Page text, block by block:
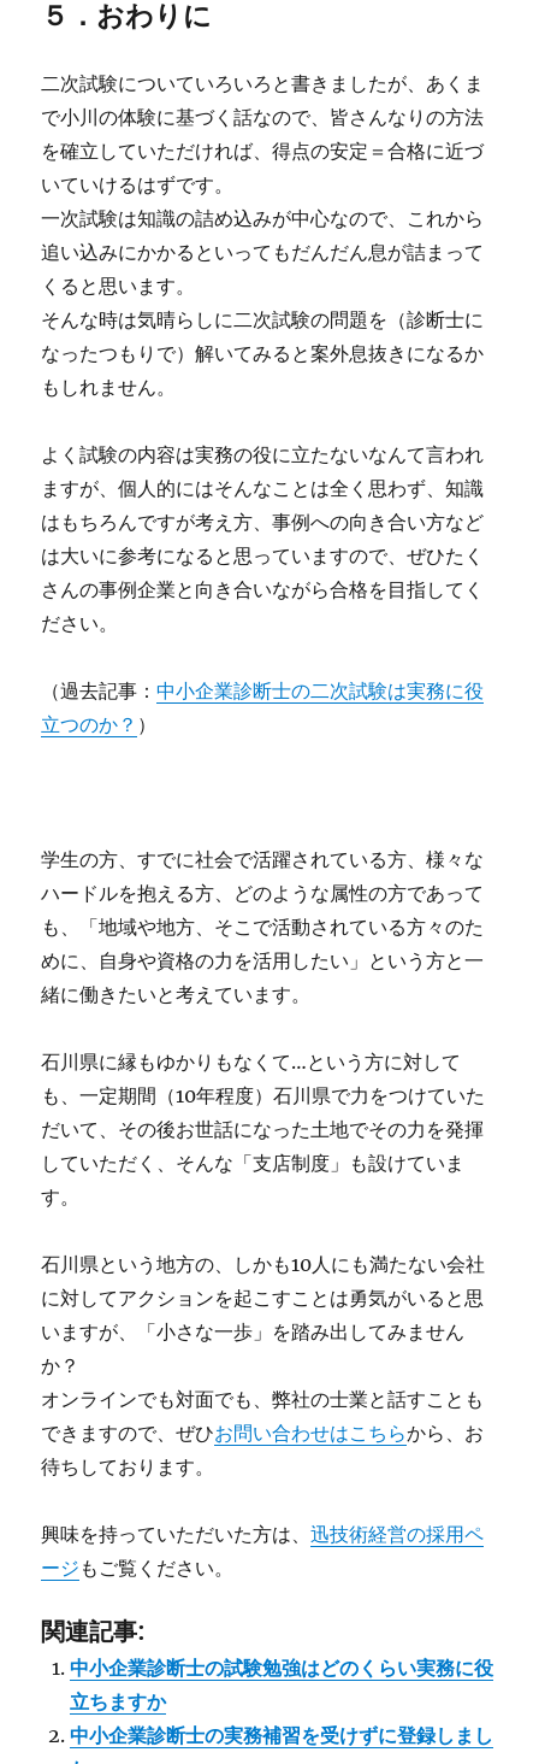
５．おわりに
二次試験についていろいろと書きましたが、あくま
で小川の体験に基づく話なので、皆さんなりの方法
を確立していただければ、得点の安定＝合格に近づ
いていけるはずです。
一次試験は知識の詰め込みが中心なので、これから
追い込みにかかるといってもだんだん息が詰まって
くると思います。
そんな時は気晴らしに二次試験の問題を（診断士に
なったつもりで）解いてみると案外息抜きになるか
もしれません。
よく試験の内容は実務の役に立たないなんて言われ
ますが、個人的にはそんなことは全く思わず、知識
はもちろんですが考え方、事例への向き合い方など
は大いに参考になると思っていますので、ぜひたく
さんの事例企業と向き合いながら合格を目指してく
ださい。
（過去記事：中小企業診断士の二次試験は実務に役
立つのか？ ）
学生の方、すでに社会で活躍されている方、様々な
ハードルを抱える方、どのような属性の方であって
も、「地域や地方、そこで活動されている方々のた
めに、自身や資格の力を活用したい」という方と一
緒に働きたいと考えています。
石川県に縁もゆかりもなくて…という方に対して
も、一定期間（10年程度）石川県で力をつけていた
だいて、その後お世話になった土地でその力を発揮
していただく、そんな「支店制度」も設けていま
す。
石川県という地方の、しかも10人にも満たない会社
に対してアクションを起こすことは勇気がいると思
いますが、「小さな一歩」を踏み出してみません
か？
オンラインでも対面でも、弊社の士業と話すことも
できますので、ぜひお問い合わせはこちらから、お
待ちしております。
興味を持っていただいた方は、迅技術経営の採用ペ
ージ もご覧ください。
関連記事:
中小企業診断士の試験勉強はどのくらい実務に役
立ちますか
中小企業診断士の実務補習を受けずに登録しまし